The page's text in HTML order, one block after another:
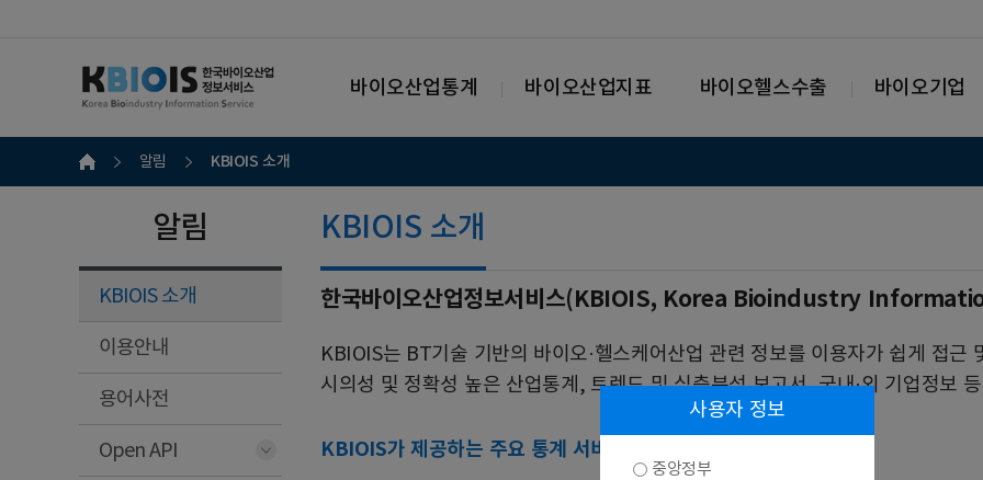
바이오산업통계 바이오산업지표 바이오헬스수출 바이오기업
알림 KBIOIS 소개
알림
KBIOIS 소개
이용안내
용어사전
Open API
KBIOIS 소개
한국바이오산업정보서비스(KBIOIS, Korea Bioindustry
KBIOIS는 BT기술 기반의 바이오·헬스케어산업 관련 정보를 이용자가 쉽게 접
시의성 및 정확성 높은 산업통계, 트렌드 및 심층분석 보고서, 국내·외 기업정보
KBIOIS가 제공하는 주요 통계 서비스
사용자 정보
중앙정부